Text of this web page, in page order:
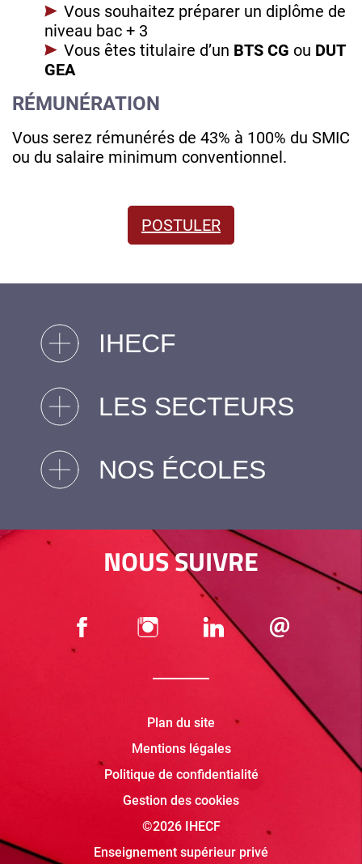
Vous souhaitez préparer un diplôme de
niveau bac + 3
Vous êtes titulaire d’un BTS CG ou DUT
GEA
RÉMUNÉRATION
Vous serez rémunérés de 43% à 100% du SMIC
ou du salaire minimum conventionnel.
POSTULER
IHECF
LES SECTEURS
NOS ÉCOLES
NOUS SUIVRE
Plan du site
Mentions légales
Politique de confidentialité
Gestion des cookies
©2026 IHECF
Enseignement supérieur privé